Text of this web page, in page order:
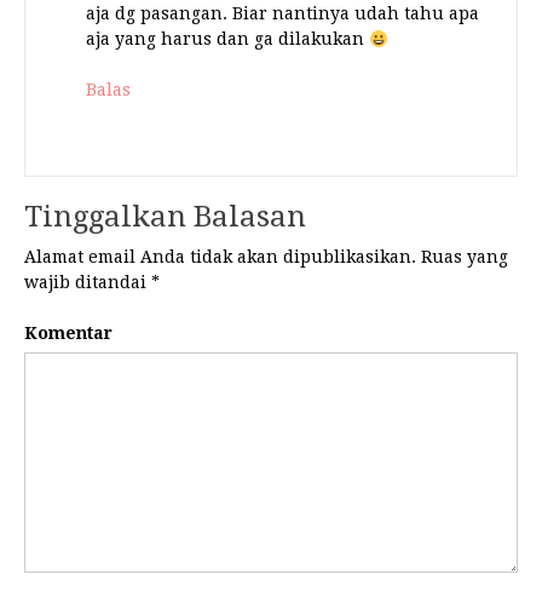
aja dg pasangan. Biar nantinya udah tahu apa
aja yang harus dan ga dilakukan
Balas
Tinggalkan Balasan
Alamat email Anda tidak akan dipublikasikan. Ruas yang
wajib ditandai *
Komentar